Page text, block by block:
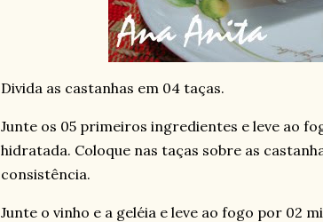
Divida as castanhas em 04 taças.
Junte os 05 primeiros ingredientes e leve ao
hidratada. Coloque nas taças sobre as
consistência.
Junte o vinho e a geléia e leve ao fogo por 02